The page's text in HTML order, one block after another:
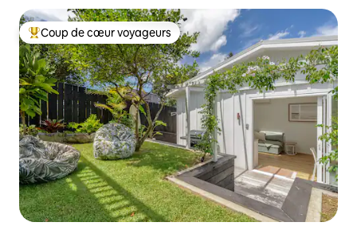
Coup de cœur voyageurs parmi les plus aimés
Coup de cœur voyageurs